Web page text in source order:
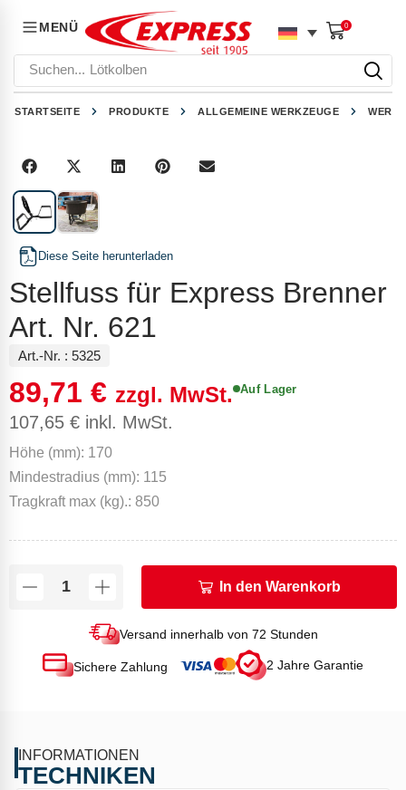
MENÜ 0
Suchen... Lötkolben
STARTSEITE PRODUKTE ALLGEMEINE WERKZEUGE
Diese Seite herunterladen
Stellfuss für Express Brenner
Art. Nr. 621
Art.-Nr. : 5325
89,71 € zzgl. MwSt.
107,65 € inkl. MwSt.
Auf Lager
Höhe (mm): 170
Mindestradius (mm): 115
Tragkraft max (kg).: 850
In den Warenkorb
Versand innerhalb von 72 Stunden
Sichere Zahlung 2 Jahre Garantie
INFORMATIONEN
TECHNIKEN